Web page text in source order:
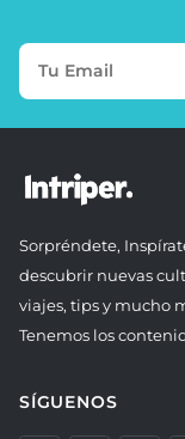
Sorpréndete,
descubrir nuevas
viajes, tips y mucho
Tenemos los
SÍGUENOS